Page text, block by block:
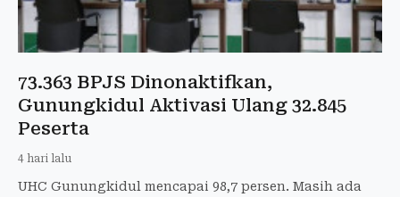
73.363 BPJS Dinonaktifkan,
Gunungkidul Aktivasi Ulang 32.845
Peserta
4 hari lalu
UHC Gunungkidul mencapai 98,7 persen. Masih ada